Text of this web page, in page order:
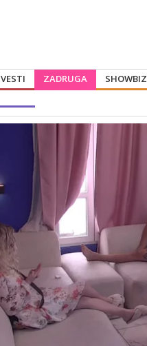
VESTI ZADRUGA SHOWBIZ